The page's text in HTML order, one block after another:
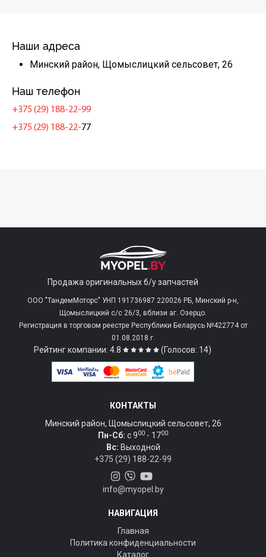
Наши адреса
Минский район, Щомыслицкий сельсовет, 26
Наш телефон
+375 (29) 188-22-99
+375 (29) 188-22-77
Продажа оригинальных б/у запчастей
ООО "ТандемМоторс" УНП 191736987 220026 РБ, Минский р-н,
Щомыслицкий с/c 26/3, вблизи аг. Озерцо.
Регистрация в торговом реестре Республики Беларусь №422774 от
01.08.2018 г.
Рейтинг компании: 4.8 (Голосов: 14)
КОНТАКТЫ
Минский район, Щомыслицкий сельсовет, 26
Пн-Сб: c 900 - 1700
Вс: Выходной
+375 (29) 188-22-99
info@myopel.by
НАВИГАЦИЯ
Главная
Политика конфиденциальности
Каталог